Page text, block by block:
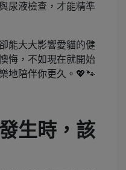
尿液檢查，才能精準
能大大影響愛貓的健
悔，不如現在就開始
地陪伴你更久。💖🐾
生時，該